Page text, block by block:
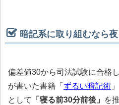
暗記系に取り組むなら夜
偏差値30から司法試験に合格
が書いた書籍「 ずるい暗記術
として
「寝る前30分前後」 を